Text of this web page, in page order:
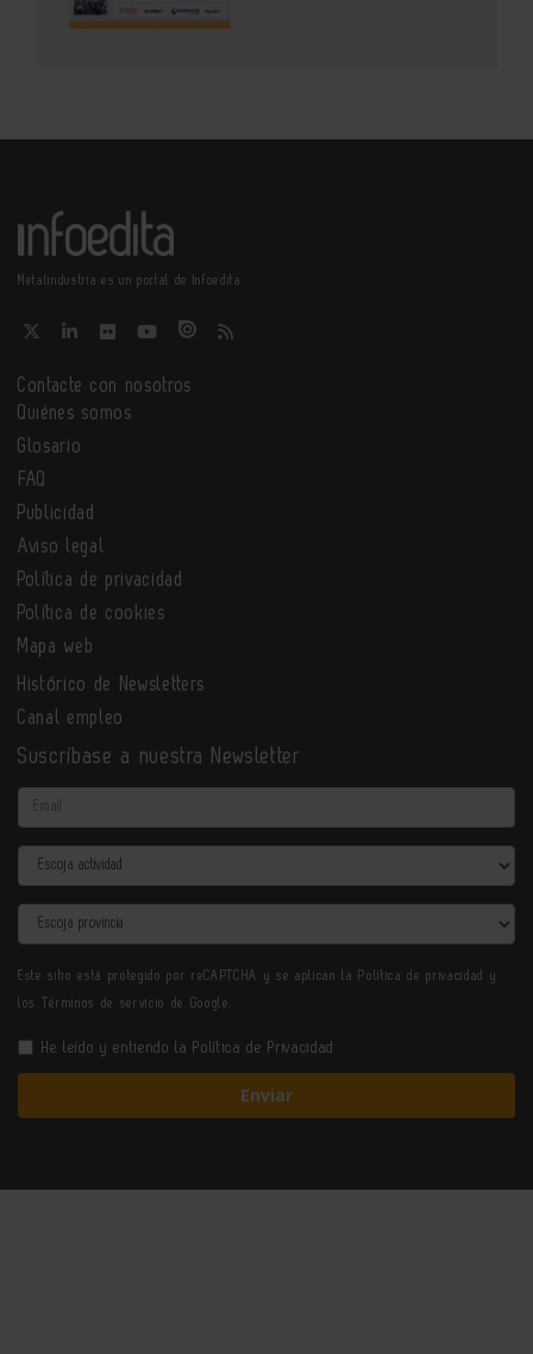
Metalindustria es un portal de Infoedita
Contacte con nosotros
Quiénes somos
Glosario
FAQ
Publicidad
Aviso legal
Política de privacidad
Política de cookies
Mapa web
Histórico de Newsletters
Canal empleo
Suscríbase a nuestra Newsletter
Email
Actividad
Provincia
Este sitio está protegido por reCAPTCHA y se aplican la Política de privacidad y
los Términos de servicio de Google.
He leído y entiendo la Política de Privacidad
Enviar